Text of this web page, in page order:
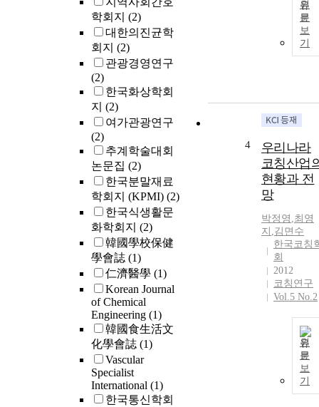
학회지 (2)
대한의진균학
회지 (2)
관광경영연구
(2)
한국화상학회
지 (2)
여가관광연구
(2)
추계학술대회
논문집 (2)
한국분말재료
학회지 (KPMI) (2)
한국식생활문
화학회지 (2)
韓國學校保健
學會誌 (1)
仁濟醫學 (1)
Korean Journal
of Chemical
Engineering (1)
韓國食生活文
化學會誌 (1)
Vascular
Specialist
International (1)
한국통신학회
원
문
보
기
4
우리나라
코칭산업
현황과 전
망
박정영 ,최영
지 ,김면수
한국코칭
회
2012
코칭연구
Vol.5 No.2
원
문
보
기